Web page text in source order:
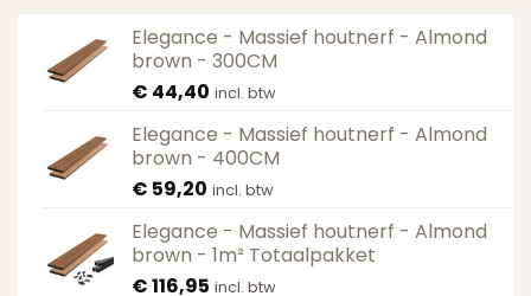
Elegance - Massief houtnerf - Almond
brown - 300CM
€ 44,40 incl. btw
Elegance - Massief houtnerf - Almond
brown - 400CM
€ 59,20 incl. btw
Elegance - Massief houtnerf - Almond
brown - 1m² Totaalpakket
€116,95 incl. btw